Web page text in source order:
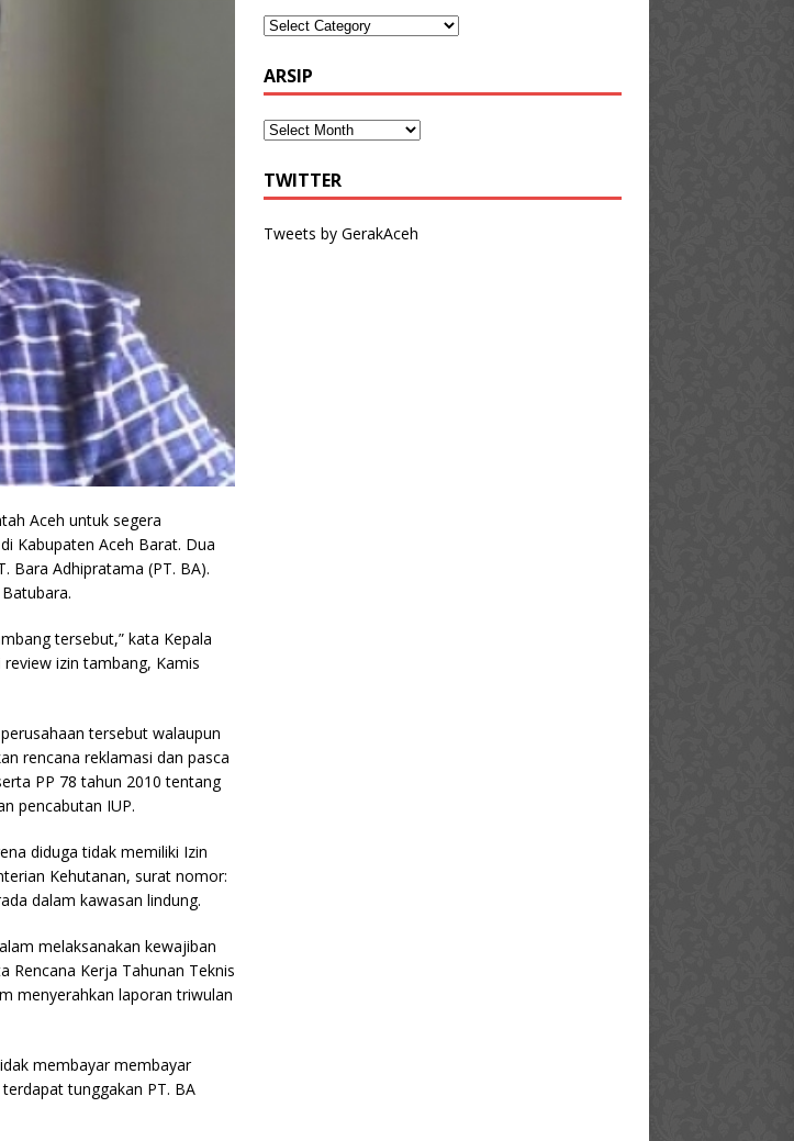
Aceh untuk segera
Kabupaten Aceh Barat. Dua
Bara Adhipratama (PT. BA).
tersebut,” kata Kepala
review izin tambang, Kamis
tersebut walaupun
rencana reklamasi dan pasca
PP 78 tahun 2010 tentang
pencabutan IUP.
diduga tidak memiliki Izin
Kehutanan, surat nomor:
dalam kawasan lindung.
melaksanakan kewajiban
Rencana Kerja Tahunan Teknis
menyerahkan laporan triwulan
membayar membayar
tunggakan PT. BA
ARSIP
TWITTER
Tweets by GerakAceh